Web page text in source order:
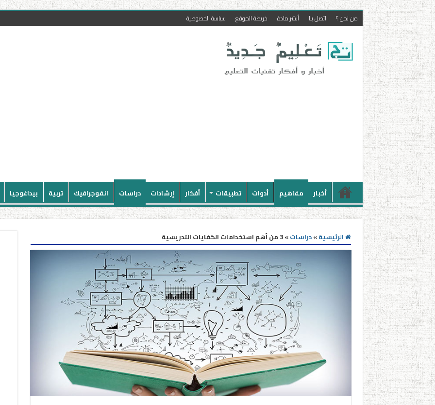
من نحن ؟ اتصل بنا أنشر مادة خريطة الموقع سياسة الخصوصية
أخبار مفاهيم أدوات تطبيقات أفكار إرشادات دراسات انفوجرافيك تربية بيداغوجيا
الرئيسية»دراسات»3 من أهم استخدامات الكفايات التدريسية